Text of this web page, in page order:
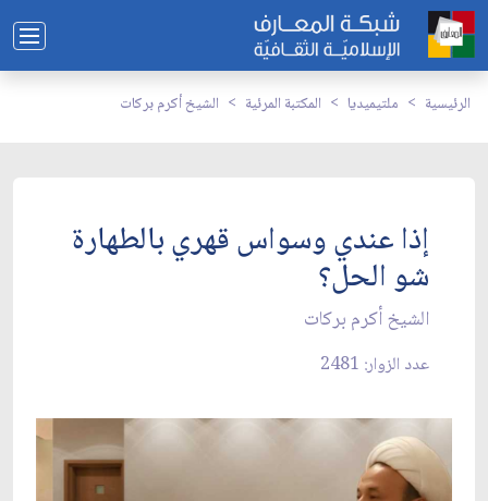
الرئيسية ملتيميديا المكتبة المرئية الشيخ أكرم بركات
إذا عندي وسواس قهري بالطهارة
شو الحل؟
الشيخ أكرم بركات
عدد الزوار: 2481